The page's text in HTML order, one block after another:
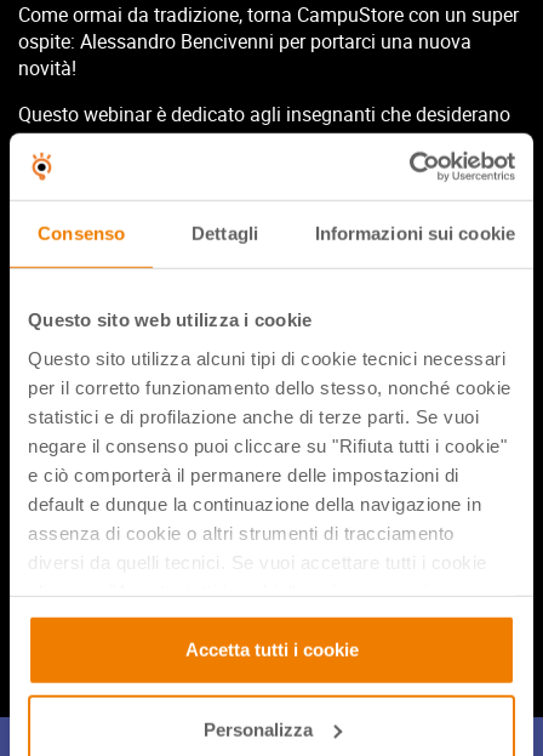
Consenso Dettagli Informazioni sui cookie
Questo sito web utilizza i cookie
Questo sito utilizza alcuni tipi di cookie tecnici necessari
per il corretto funzionamento dello stesso, nonché cookie
statistici e di profilazione anche di terze parti. Se vuoi
negare il consenso puoi cliccare su "Rifiuta tutti i cookie"
e ciò comporterà il permanere delle impostazioni di
default e dunque la continuazione della navigazione in
assenza di cookie o altri strumenti di tracciamento
diversi da quelli tecnici. Se vuoi accettare tutti i cookie
autonomamente selezionare i cookie da accettare clicca
su "Personalizza". Se vuoi saperne di più consulta la
nostraPrivacy e Cookie Policy.
Accetta tutti i cookie
Personalizza
Come ormai da tradizione, torna CampuStore con un super
ospite: Alessandro Bencivenni per portarci una nuova
novità!
Questo webinar è dedicato agli insegnanti che desiderano
iniziare l’anno scolastico con un approccio fresco e
coinvolgente, utilizzando le potenti risorse offerte dalle app
di Google for Education. Un’ora di ispirazione, strategie e
pratiche da implementare in classe per creare un ambiente
di apprendimento stimolante e interattivo.
Vedremo insieme come preparare le nostre Google
permettere ai nuovi studenti di conoscersi; vedremo come
usare da subito i nuovi Chromebook che sono arrivati o
stanno per arrivare a scuola e scopriremo come Google
Bard possa semplificarci la vita da settembre fino a giugno.
E non solo!